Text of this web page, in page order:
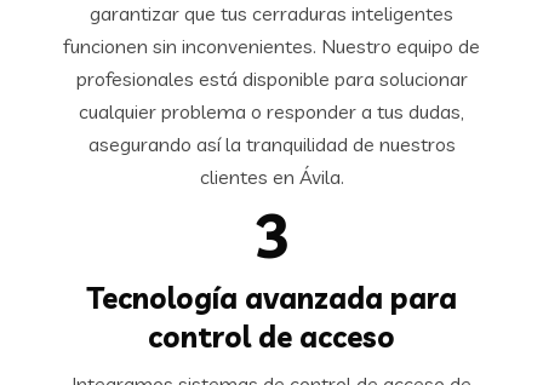
garantizar que tus cerraduras inteligentes
funcionen sin inconvenientes. Nuestro equipo de
profesionales está disponible para solucionar
cualquier problema o responder a tus dudas,
asegurando así la tranquilidad de nuestros
clientes en Ávila.
3
Tecnología avanzada para
control de acceso